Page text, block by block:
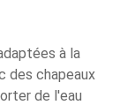
à la
des chapeaux
de l'eau